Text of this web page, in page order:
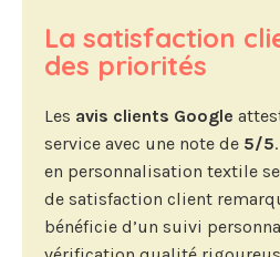
La satisfaction
des priorités
Les avis clients Google
service avec une note de 5/5
en personnalisation textile
de satisfaction client
bénéficie d’un suivi